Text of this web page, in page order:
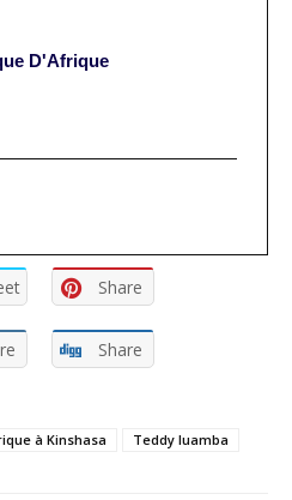
D'Afrique
Share
Share
à Kinshasa
Teddy luamba